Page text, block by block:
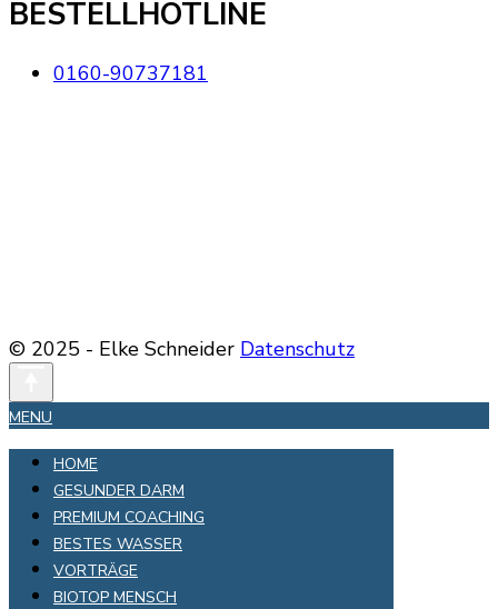
BESTELLHOTLINE
0160-90737181
© 2025 - Elke Schneider Datenschutz
MENU
HOME
GESUNDER DARM
PREMIUM COACHING
BESTES WASSER
VORTRÄGE
BIOTOP MENSCH